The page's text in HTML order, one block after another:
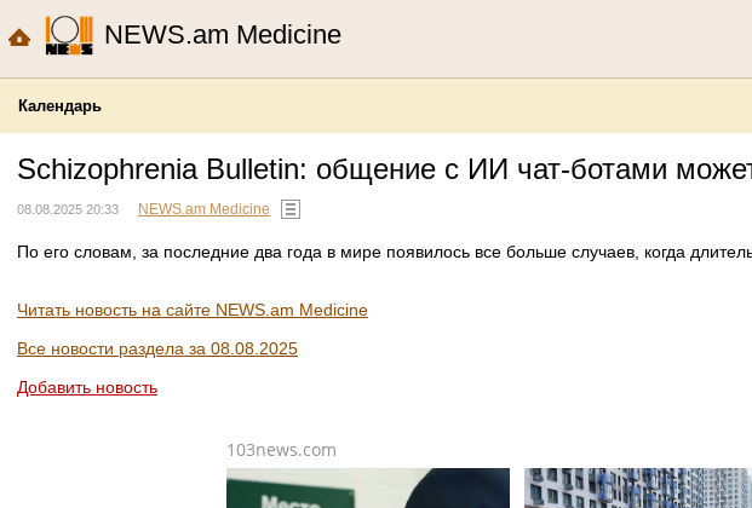
NEWS.am Medicine
Календарь
Schizophrenia Bulletin: общение с ИИ чат-ботами
08.08.2025 20:33 NEWS.am Medicine
По его словам, за последние два года в мире появилось все больше случаев, когда
Читать новость на сайте NEWS.am Medicine
Все новости раздела за 08.08.2025
Добавить новость
103news.com